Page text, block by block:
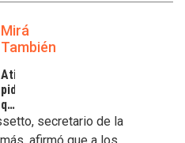
Mirá
También
Atilra
pide
que
se
atiendan
secretario de la